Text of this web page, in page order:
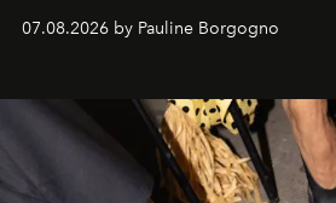
d'exception composent un
07.08.2026 by Pauline Borgogno